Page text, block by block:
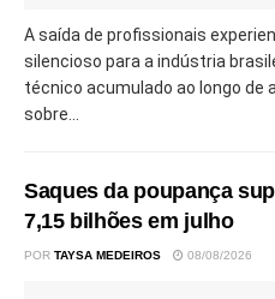
A saída de profissionais
silencioso para a indústria
técnico acumulado ao longo de
sobre...
Saques da poupança
7,15 bilhões em julho
POR TAYSA MEDEIROS 08/08/2026